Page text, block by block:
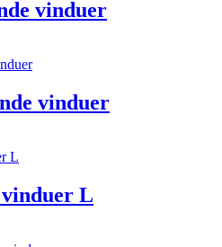
vinduer
vinduer
L